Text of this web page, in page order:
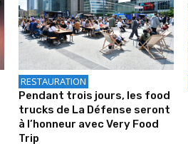
RESTAURATION
Pendant trois jours, les food
trucks de La Défense seront
à l’honneur avec Very Food
Trip